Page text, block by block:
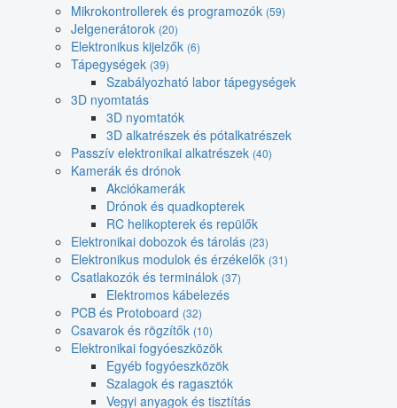
Mikrokontrollerek és programozók (59)
Jelgenerátorok (20)
Elektronikus kijelzők (6)
Tápegységek (39)
Szabályozható labor tápegységek
3D nyomtatás
3D nyomtatók
3D alkatrészek és pótalkatrészek
Passzív elektronikai alkatrészek (40)
Kamerák és drónok
Akciókamerák
Drónok és quadkopterek
RC helikopterek és repülők
Elektronikai dobozok és tárolás (23)
Elektronikus modulok és érzékelők (31)
Csatlakozók és terminálok (37)
Elektromos kábelezés
PCB és Protoboard (32)
Csavarok és rögzítők (10)
Elektronikai fogyóeszközök
Egyéb fogyóeszközök
Szalagok és ragasztók
Vegyi anyagok és tisztítás